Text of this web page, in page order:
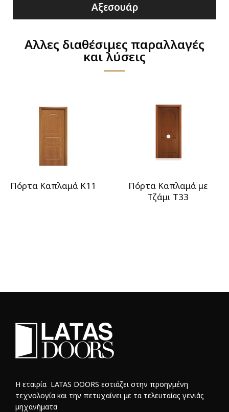
Αξεσουάρ
Αλλες διαθέσιμες παραλλαγές
και λύσεις
Πόρτα Καπλαμά Κ11
Πόρτα Καπλαμά με
Τζάμι T33
Η εταιρία LATAS DOORS εστιάζει στην προηγμένη
τεχνολογία και την πετυχαίνει με τα τελευταίας γενιάς
μηχανήματα